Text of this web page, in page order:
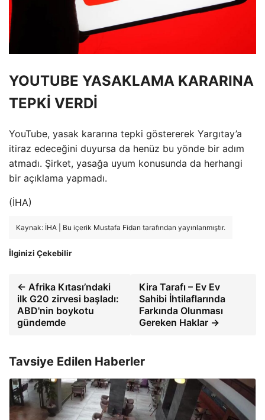
YOUTUBE YASAKLAMA KARARINA
TEPKİ VERDİ
YouTube, yasak kararına tepki göstererek Yargıtay’a
itiraz edeceğini duyursa da henüz bu yönde bir adım
atmadı. Şirket, yasağa uyum konusunda da herhangi
bir açıklama yapmadı.
(İHA)
Kaynak: İHA | Bu içerik Mustafa Fidan tarafından yayınlanmıştır.
İlginizi Çekebilir
← Afrika Kıtası’ndaki
ilk G20 zirvesi başladı:
ABD'nin boykotu
gündemde
Kira Tarafı – Ev Ev
Sahibi İhtilaflarında
Farkında Olunması
Gereken Haklar →
Tavsiye Edilen Haberler